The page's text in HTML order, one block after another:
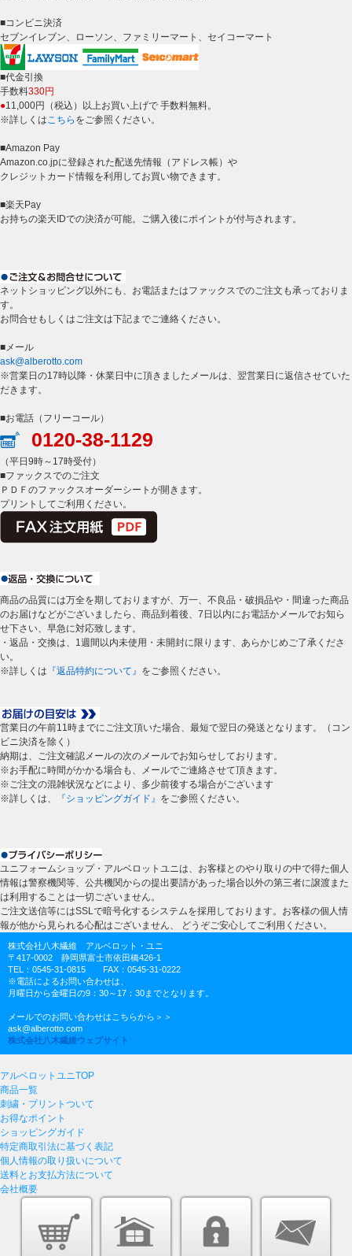
■コンビニ決済
セブンイレブン、ローソン、ファミリーマート、セイコーマート
■代金引換
手数料330円
●11,000円（税込）以上お買い上げで 手数料無料。
※詳しくはこちら をご参照ください。
■Amazon Pay
Amazon.co.jpに登録された配送先情報（アドレス帳）や
クレジットカード情報を利用してお買い物できます。
■楽天Pay
お持ちの楽天IDでの決済が可能。ご購入後にポイントが付与されます。
ネットショッピング以外にも、お電話またはファックスでのご注文も承っておりま
す。
お問合せもしくはご注文は下記までご連絡ください。
■メール
ask@alberotto.com
※営業日の17時以降・休業日中に頂きましたメールは、翌営業日に返信させていた
だきます。
■お電話（フリーコール）
0120-38-1129
（平日9時～17時受付）
■ファックスでのご注文
ＰＤＦのファックスオーダーシートが開きます。
プリントしてご利用ください。
商品の品質には万全を期しておりますが、万一、不良品・破損品や・間違った商品
のお届けなどがございましたら、商品到着後、7日以内にお電話かメールでお知ら
せ下さい、早急に対応致します。
・返品・交換は、1週間以内未使用・未開封に限ります、あらかじめご了承くださ
い。
※詳しくは 『返品特約について』 をご参照ください。
営業日の午前11時までにご注文頂いた場合、最短で翌日の発送となります。（コン
ビニ決済を除く）
納期は、ご注文確認メールの次のメールでお知らせしております。
※お手配に時間がかかる場合も、メールでご連絡させて頂きます。
※ご注文の混雑状況などにより、多少前後する場合がございます
※詳しくは、
『ショッピングガイド』 をご参照ください。
ユニフォームショップ・アルベロットユニは、お客様とのやり取りの中で得た個人
情報は警察機関等、公共機関からの提出要請があった場合以外の第三者に譲渡また
は利用することは一切ございません。
ご注文送信等にはSSLで暗号化するシステムを採用しております。お客様の個人情
報が他から見られる心配はございません、 どうぞご安心してご利用ください。
株式会社八木繊維 アルベロット・ユニ
〒417-0002 静岡県富士市依田橋426-1
TEL：0545-31-0815 FAX：0545-31-0222
※電話によるお問い合わせは、
月曜日から金曜日の9：30～17：30までとなります。
メールでのお問い合わせはこちらから＞＞
ask@alberotto.com
株式会社八木繊維ウェブサイト
アルベロットユニTOP
商品一覧
刺繍・プリントついて
お得なポイント
ショッピングガイド
特定商取引法に基づく表記
個人情報の取り扱いについて
送料とお支払方法について
会社概要